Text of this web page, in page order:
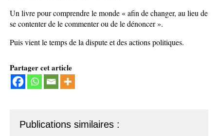
Un livre pour comprendre le monde « afin de changer, au lieu de
se contenter de le commenter ou de le dénoncer ».
Puis vient le temps de la dispute et des actions politiques.
Partager cet article
Publications similaires :